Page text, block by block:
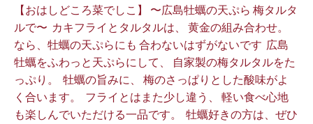
【おはしどころ菜でしこ】 〜広島牡蠣の天ぷら 梅タルタ
ルで〜 ⁡ カキフライとタルタルは、 黄金の組み合わせ。 ⁡
なら、牡蠣の天ぷらにも 合わないはずがないです ⁡ 広島
牡蠣をふわっと天ぷらにして、 自家製の梅タルタルをた
っぷり。 ⁡ 牡蠣の旨みに、 梅のさっぱりとした酸味がよ
く合います。 ⁡ フライとはまた少し違う、 軽い食べ心地
も楽しんでいただける一品です。 ⁡ 牡蠣好きの方は、ぜひ